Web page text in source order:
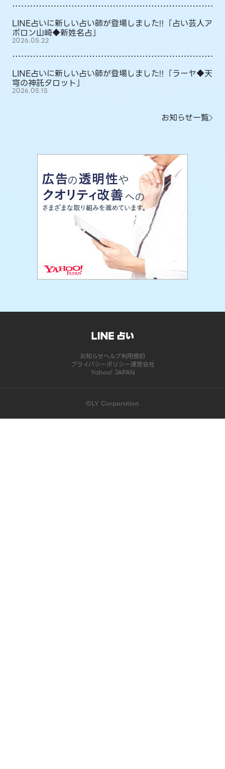
LINE占いに新しい占い師が登場しました!!「占い芸人ア
ポロン山崎◆新姓名占」
2026.05.22
LINE占いに新しい占い師が登場しました!!「ラーヤ◆天
穹の神託タロット」
2026.05.15
お知らせ一覧
お知らせヘルプ利用規約
プライバシーポリシー運営会社
Yahoo! JAPAN
©LY Corporation
このコンテンツは掲載が終了しました | LINE占い